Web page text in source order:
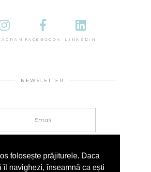
FACEBOOOK LINKEDIN
NEWSLETTER
folosește prăjiturele. Daca
îl navighezi, înseamnă ca ești